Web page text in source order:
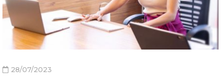
28/07/2023